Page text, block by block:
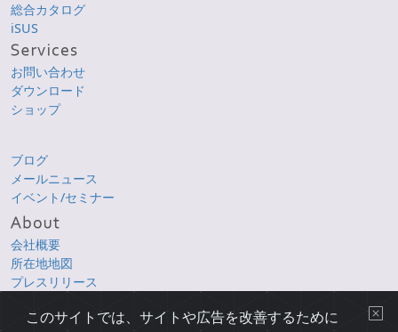
総合カタログ
iSUS
お問い合わせ
ダウンロード
ショップ
ブログ
メールニュース
イベント/セミナー
会社概要
所在地地図
プレスリリース
このサイトでは、サイトや広告を改善するために